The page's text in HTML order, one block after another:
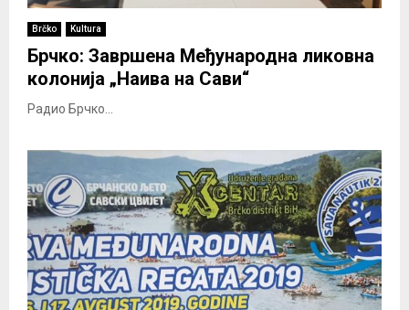
Brčko Kultura
Брчко: Завршена Међународна ликовна
колонија „Наива на Сави“
Радио Брчко...